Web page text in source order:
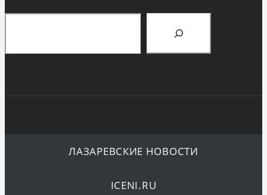
ЛАЗАРЕВСКИЕ НОВОСТИ
ICENI.RU